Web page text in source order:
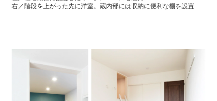
右／階段を上がった先に洋室。蔵内部には収納に便利な棚を設置